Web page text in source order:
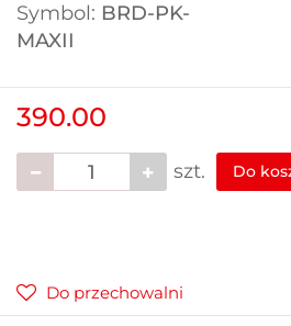
Symbol: BRD-PK-
MAXII
390.00
szt. Do
Do przechowalni